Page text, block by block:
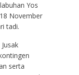
Yos
November
tadi.
serta